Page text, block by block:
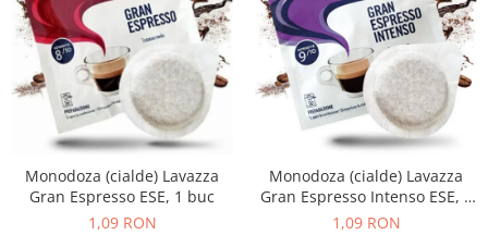
Monodoza (cialde) Lavazza
Gran Espresso ESE, 1 buc
1,09 RON
Monodoza (cialde) Lavazza
Gran Espresso Intenso ESE, 1
buc
1,09 RON